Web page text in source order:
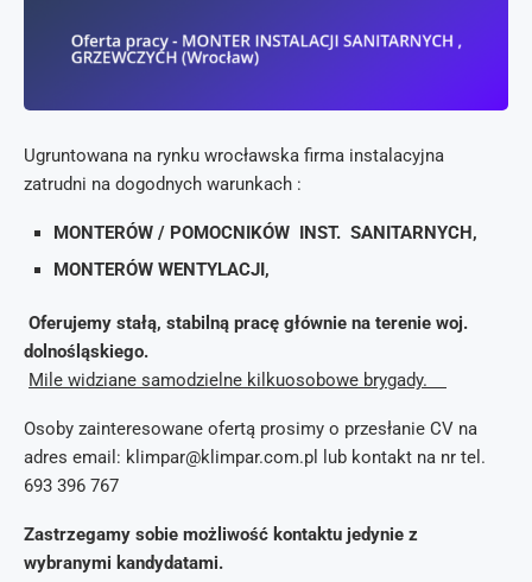
Ugruntowana na rynku wrocławska firma instalacyjna
zatrudni na dogodnych warunkach :
MONTERÓW / POMOCNIKÓW INST. SANITARNYCH,
MONTERÓW WENTYLACJI,
Oferujemy stałą, stabilną pracę głównie na terenie woj.
dolnośląskiego.
Mile widziane samodzielne kilkuosobowe brygady.
Osoby zainteresowane ofertą prosimy o przesłanie CV na
adres email: klimpar@klimpar.com.pl
lub kontakt na nr tel.
693 396 767
Zastrzegamy sobie możliwość kontaktu jedynie z
wybranymi kandydatami.